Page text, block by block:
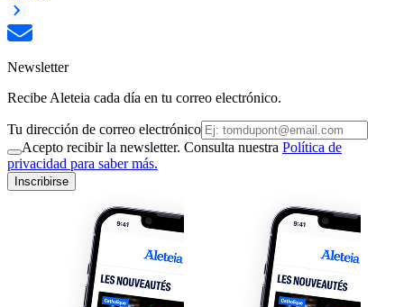
Newsletter
Recibe Aleteia cada día en tu correo electrónico.
Tu dirección de correo electrónico
Acepto recibir la newsletter. Consulta nuestra Política de
privacidad para saber más.
Inscribirse